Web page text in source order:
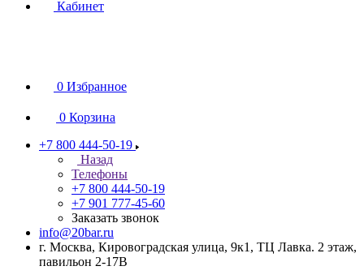
Кабинет
0 Избранное
0 Корзина
+7 800 444-50-19
Назад
Телефоны
+7 800 444-50-19
+7 901 777-45-60
Заказать звонок
info@20bar.ru
г. Москва, Кировоградская улица, 9к1, ТЦ Лавка. 2 этаж,
павильон 2-17В